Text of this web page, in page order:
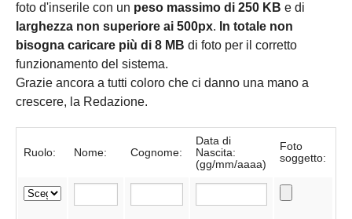
foto d'inserile con un peso massimo di 250 KB e di
larghezza non superiore ai 500px. In totale non
bisogna caricare più di 8 MB di foto per il corretto
funzionamento del sistema.
Grazie ancora a tutti coloro che ci danno una mano a
crescere, la Redazione.
Ruolo: Nome: Cognome:
Data di
Nascita:
(gg/mm/aaaa)
Foto
soggetto: